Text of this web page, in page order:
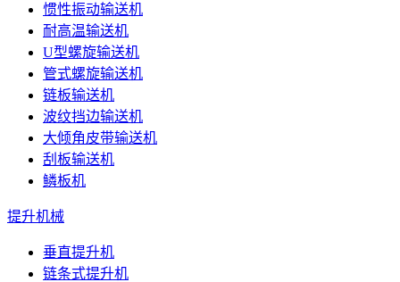
惯性振动输送机
耐高温输送机
U型螺旋输送机
管式螺旋输送机
链板输送机
波纹挡边输送机
大倾角皮带输送机
刮板输送机
鳞板机
提升机械
垂直提升机
链条式提升机